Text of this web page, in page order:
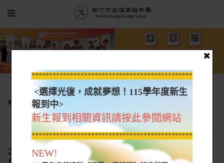
光復新聞 各科活動花絮
餐飲科成果展
活動花絮-觀光餐飲群
*****************************************************
<選擇光復，成就夢想！115學年度新生
報到中>
新生報到相關資訊請按此參閱網站
*****************************************************
NEW!